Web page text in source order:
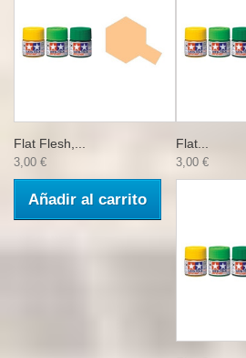
Flat Flesh,...
3,00 €
Añadir al carrito
Flat...
3,00 €